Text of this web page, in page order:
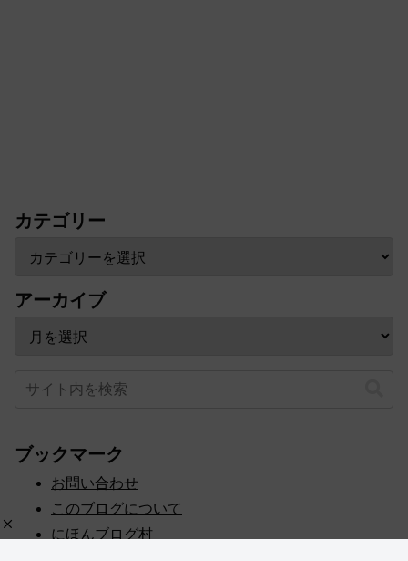
カテゴリー
アーカイブ
ブックマーク
お問い合わせ
このブログについて
にほんブログ村